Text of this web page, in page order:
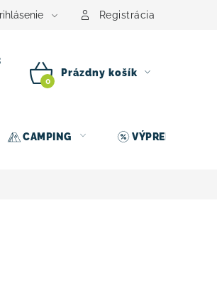
Registrácia
NÁKUPNÝ
Prázdny košík
CAMPING VÝPREDAJ